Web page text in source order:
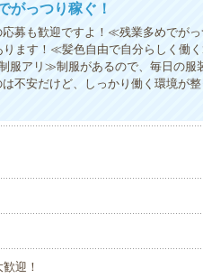
がっつり稼ぐ！
募も歓迎ですよ！≪残業多めでが
ります！≪髪色自由で自分らしく働
服アリ≫制服があるので、毎日の
不安だけど、しっかり働く環境が
迎！